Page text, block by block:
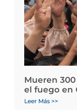
Mueren
el fuego en
Leer Más >>